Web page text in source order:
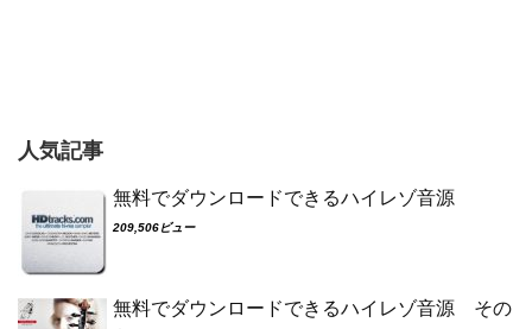
人気記事
無料でダウンロードできるハイレゾ音源
209,506ビュー
無料でダウンロードできるハイレゾ音源 その